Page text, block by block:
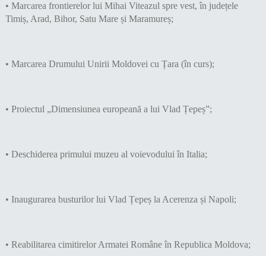
• Marcarea frontierelor lui Mihai Viteazul spre vest, în județele
Timiș, Arad, Bihor, Satu Mare și Maramureș;
• Marcarea Drumului Unirii Moldovei cu Țara (în curs);
• Proiectul „Dimensiunea europeană a lui Vlad Țepeș”;
• Deschiderea primului muzeu al voievodului în Italia;
• Inaugurarea busturilor lui Vlad Țepeș la Acerenza și Napoli;
• Reabilitarea cimitirelor Armatei Române în Republica Moldova;